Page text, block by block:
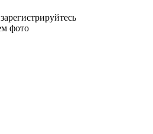
фото